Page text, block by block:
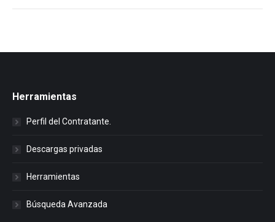
Herramientas
Perfil del Contratante.
Descargas privadas
Herramientas
Búsqueda Avanzada